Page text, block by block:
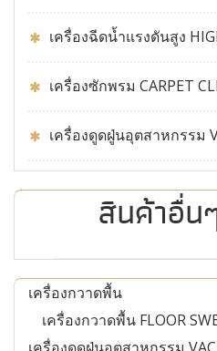
เครื่องฉีดน้ำแรงดันสูง
เครื่องซักพรม CARPET
เครื่องดูดฝู่นอุตสาหกรรม
สินค้าอื่น
เครื่องกวาดพื้น
เครื่องกวาดพื้น FLOOR
เครื่องดูดฝู่นอุตสาหกรรม